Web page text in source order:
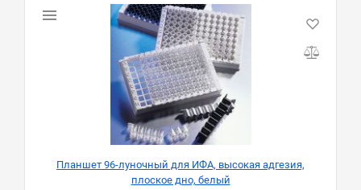
Планшет 96-луночный для ИФА, высокая адгезия,
плоское дно, белый